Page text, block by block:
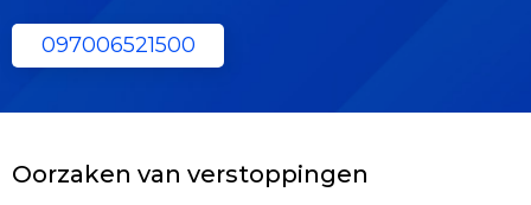
097006521500
Oorzaken van verstoppingen